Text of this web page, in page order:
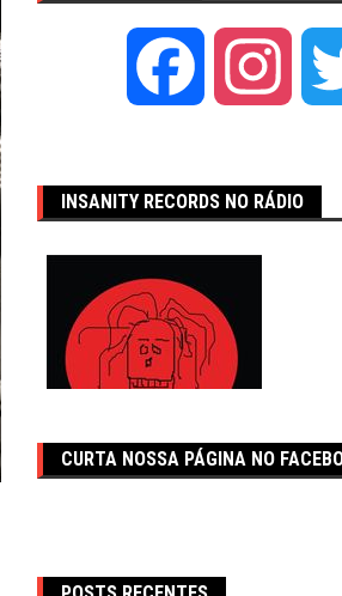
Facebook
INSANITY RECORDS NO RÁDIO
CURTA NOSSA PÁGINA NO